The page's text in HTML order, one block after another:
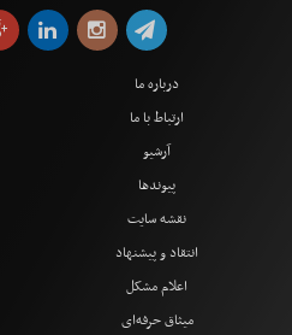
درباره ما
ارتباط با ما
آرشیو
پیوندها
نقشه سایت
انتقاد و پیشنهاد
اعلام مشکل
میثاق حرفه‌ای